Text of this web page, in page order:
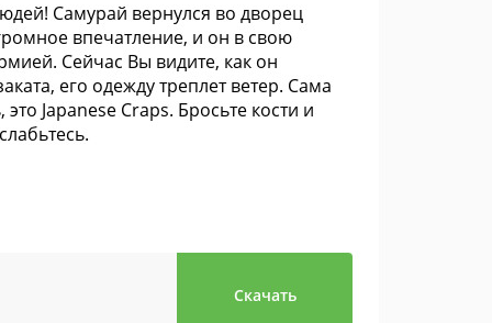
Самурай вернулся во дворец
впечатление, и он в свою
Сейчас Вы видите, как он
его одежду треплет ветер. Сама
Japanese Craps. Бросьте кости и
Скачать